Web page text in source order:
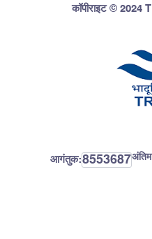
कॉपीराइट © 2024
आगंतुक:8553687